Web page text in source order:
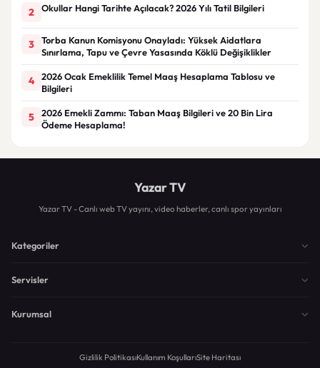
2 Okullar Hangi Tarihte Açılacak? 2026 Yılı Tatil Bilgileri
3
Torba Kanun Komisyonu Onayladı: Yüksek Aidatlara
Sınırlama, Tapu ve Çevre Yasasında Köklü Değişiklikler
4
2026 Ocak Emeklilik Temel Maaş Hesaplama Tablosu ve
Bilgileri
5
2026 Emekli Zammı: Taban Maaş Bilgileri ve 20 Bin Lira
Ödeme Hesaplama!
Yazar TV
Yazar TV - Canlı web TV yayını, video haberler, canlı spor yayınları
Kategoriler
Servisler
Kurumsal
Gizlilik PolitikasıKullanım KoşullarıSite Haritası